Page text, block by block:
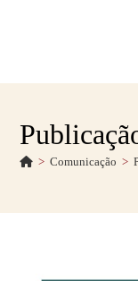
> Comunicação >